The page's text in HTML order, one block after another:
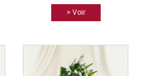
> Voir